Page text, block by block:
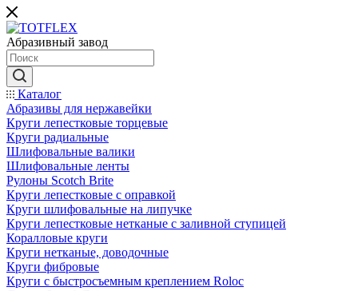
Абразивный завод
Каталог
Абразивы для нержавейки
Круги лепестковые торцевые
Круги радиальные
Шлифовальные валики
Шлифовальные ленты
Рулоны Scotch Brite
Круги лепестковые с оправкой
Круги шлифовальные на липучке
Круги лепестковые нетканые с заливной ступицей
Коралловые круги
Круги нетканые, доводочные
Круги фибровые
Круги с быстросъемным креплением Roloc